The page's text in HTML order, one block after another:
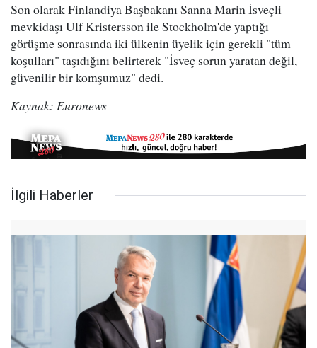
Son olarak Finlandiya Başbakanı Sanna Marin İsveçli
mevkidaşı Ulf Kristersson ile Stockholm'de yaptığı
görüşme sonrasında iki ülkenin üyelik için gerekli "tüm
koşulları" taşıdığını belirterek "İsveç sorun yaratan değil,
güvenilir bir komşumuz" dedi.
Kaynak: Euronews
İlgili Haberler